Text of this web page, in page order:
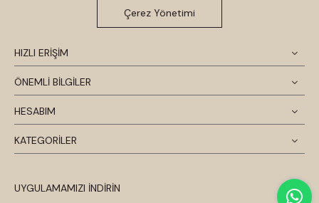
HIZLI ERİŞİM
ÖNEMLİ BİLGİLER
HESABIM
KATEGORİLER
UYGULAMAMIZI İNDİRİN
Çerez Yönetimi